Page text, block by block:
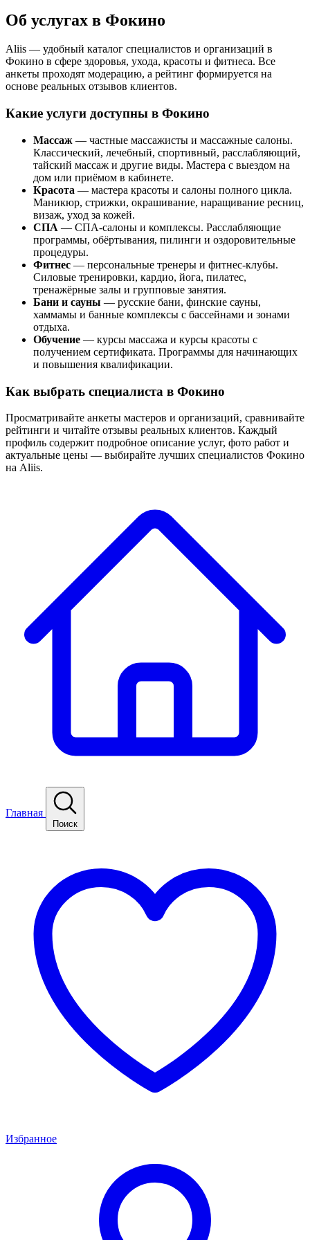
Об услугах в Фокино
Aliis — удобный каталог специалистов и организаций в
Фокино в сфере здоровья, ухода, красоты и фитнеса. Все
анкеты проходят модерацию, а рейтинг формируется на
основе реальных отзывов клиентов.
Какие услуги доступны в Фокино
Массаж — частные массажисты и массажные салоны.
Классический, лечебный, спортивный, расслабляющий,
тайский массаж и другие виды. Мастера с выездом на
дом или приёмом в кабинете.
Красота — мастера красоты и салоны полного цикла.
Маникюр, стрижки, окрашивание, наращивание ресниц,
визаж, уход за кожей.
СПА — СПА-салоны и комплексы. Расслабляющие
программы, обёртывания, пилинги и оздоровительные
процедуры.
Фитнес — персональные тренеры и фитнес-клубы.
Силовые тренировки, кардио, йога, пилатес,
тренажёрные залы и групповые занятия.
Бани и сауны — русские бани, финские сауны,
хаммамы и банные комплексы с бассейнами и зонами
отдыха.
Обучение — курсы массажа и курсы красоты с
получением сертификата. Программы для начинающих
и повышения квалификации.
Как выбрать специалиста в Фокино
Просматривайте анкеты мастеров и организаций, сравнивайте
рейтинги и читайте отзывы реальных клиентов. Каждый
профиль содержит подробное описание услуг, фото работ и
актуальные цены — выбирайте лучших специалистов Фокино
на Aliis.
Главная
Поиск
Избранное